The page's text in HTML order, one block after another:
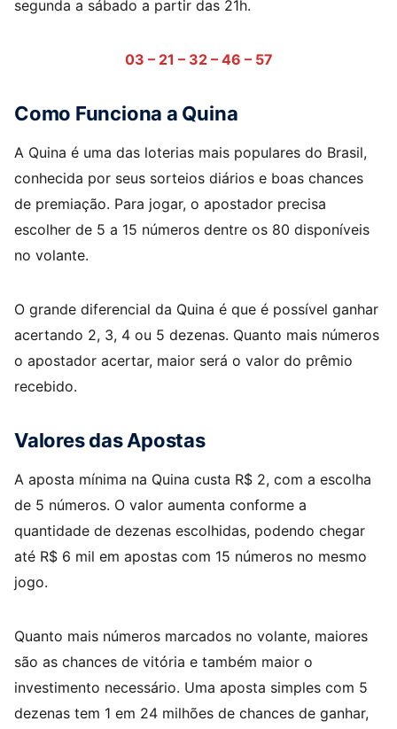
segunda a sábado a partir das 21h.
03 – 21 – 32 – 46 – 57
Como Funciona a Quina
A Quina é uma das loterias mais populares do Brasil,
conhecida por seus sorteios diários e boas chances
de premiação. Para jogar, o apostador precisa
escolher de 5 a 15 números dentre os 80 disponíveis
no volante.
O grande diferencial da Quina é que é possível ganhar
acertando 2, 3, 4 ou 5 dezenas. Quanto mais números
o apostador acertar, maior será o valor do prêmio
recebido.
Valores das Apostas
A aposta mínima na Quina custa R$ 2, com a escolha
de 5 números. O valor aumenta conforme a
quantidade de dezenas escolhidas, podendo chegar
até R$ 6 mil em apostas com 15 números no mesmo
jogo.
Quanto mais números marcados no volante, maiores
são as chances de vitória e também maior o
investimento necessário. Uma aposta simples com 5
dezenas tem 1 em 24 milhões de chances de ganhar,